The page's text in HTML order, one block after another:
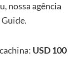
nossa agência
USD 100